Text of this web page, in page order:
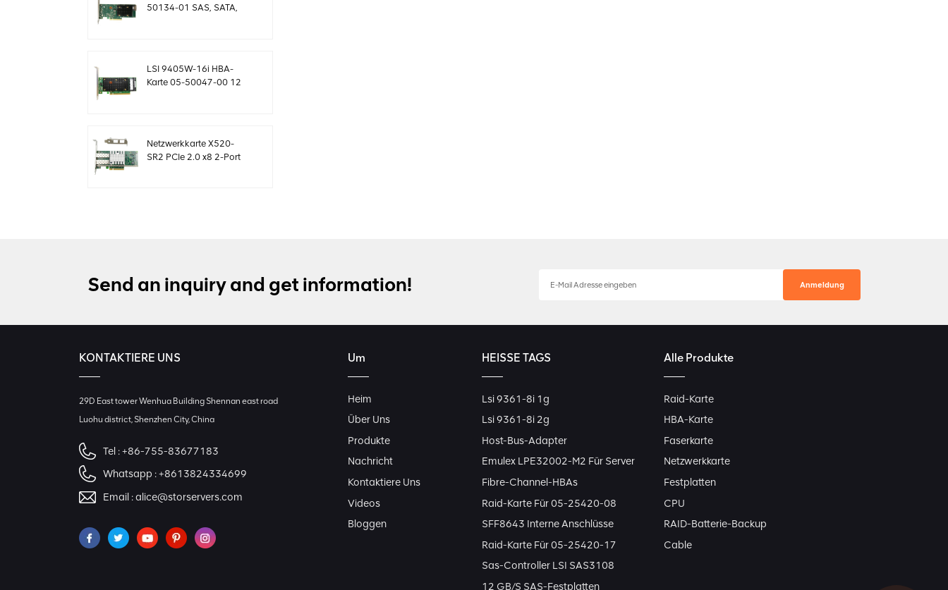
50134-01 SAS, SATA,
LSI 9405W-16i HBA-
Karte 05-50047-00 12
Netzwerkkarte X520-
SR2 PCIe 2.0 x8 2-Port
Send an inquiry and get information!
KONTAKTIERE UNS
29D East tower Wenhua Building Shennan east road
Luohu district, Shenzhen City, China
Tel :+86-755-83677183
Whatsapp :+8613824334699
Email :alice@storservers.com
Um
Heim
Über Uns
Produkte
Nachricht
Kontaktiere Uns
Videos
Bloggen
HEISSE TAGS
Lsi 9361-8i 1g
Lsi 9361-8i 2g
Host-Bus-Adapter
Emulex LPE32002-M2 Für Server
Fibre-Channel-HBAs
Raid-Karte Für 05-25420-08
SFF8643 Interne Anschlüsse
Raid-Karte Für 05-25420-17
Sas-Controller LSI SAS3108
12 GB/s SAS-Festplatten
Alle Produkte
Raid-Karte
HBA-Karte
Faserkarte
Netzwerkkarte
Festplatten
CPU
RAID-Batterie-Backup
Cable